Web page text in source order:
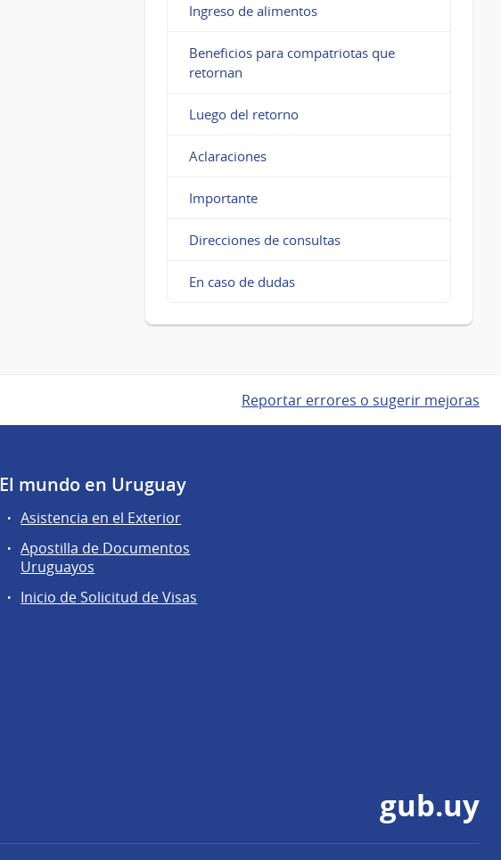
Ingreso de alimentos
Beneficios para compatriotas que
retornan
Luego del retorno
Aclaraciones
Importante
Direcciones de consultas
En caso de dudas
Reportar errores o sugerir mejoras
El mundo en Uruguay
Asistencia en el Exterior
Apostilla de Documentos
Uruguayos
Inicio de Solicitud de Visas
gub.uy